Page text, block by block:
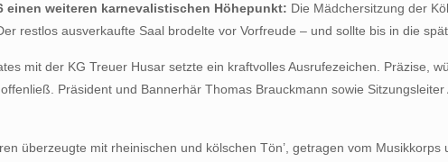
einen weiteren karnevalistischen Höhepunkt: Die Mädchersitzung der
restlos ausverkaufte Saal brodelte vor Vorfreude – und sollte bis in die
mit der KG Treuer Husar setzte ein kraftvolles Ausrufezeichen. Präzise,
Präsident und Bannerhär Thomas Brauckmann sowie
überzeugte mit rheinischen und kölschen Tön’, getragen vom